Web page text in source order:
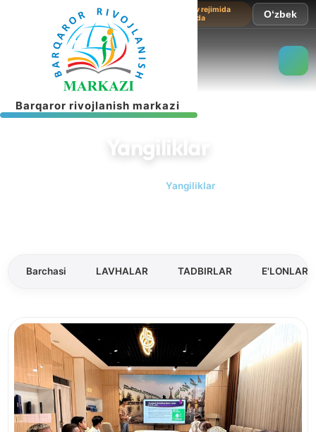
Barqaror rivojlanish markazi
Sayt sinov rejimida
ishlamoqda
O‘zbek
Yangiliklar
Yangiliklar
Barchasi LAVHALAR TADBIRLAR E'LONLAR